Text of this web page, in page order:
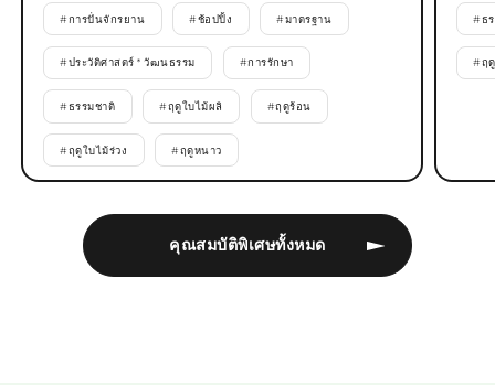
คุณสมบัติพิเศษทั้งหมด
#การปั่นจักรยาน #ช้อปปิ้ง #มาตรฐาน
#ประวัติศาสตร์ * วัฒนธรรม #การรักษา
#ธรรมชาติ #ฤดูใบไม้ผลิ #ฤดูร้อน
#ฤดูใบไม้ร่วง #ฤดูหนาว
#ธ
#ฤ